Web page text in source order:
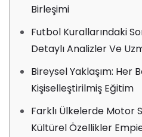
Birleşimi
Futbol Kurallarındaki
Detaylı Analizler Ve
Bireysel Yaklaşım: Her
Kişiselleştirilmiş Eğitim
Farklı Ülkelerde Motor
Kültürel Özellikler